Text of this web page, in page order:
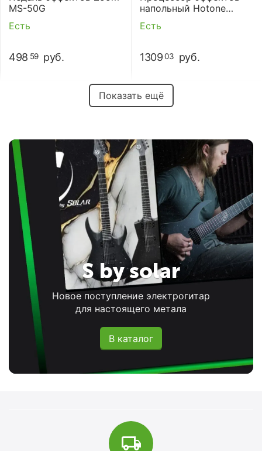
MS-50G
Есть
498 59 руб.
напольный Hotone
Ampero One
Есть
1309 03 руб.
Показать ещё
S by solar
Новое поступление электрогитар
для настоящего метала
В каталог